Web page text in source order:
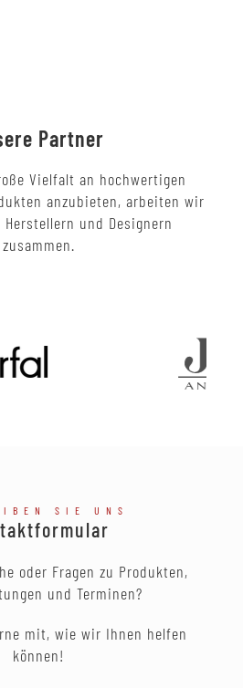
Partner
Vielfalt an hochwertigen
anzubieten, arbeiten wir
und Designern
zusammen.
SIE UNS
oder Fragen zu Produkten,
und Terminen?
mit, wie wir Ihnen helfen
können!